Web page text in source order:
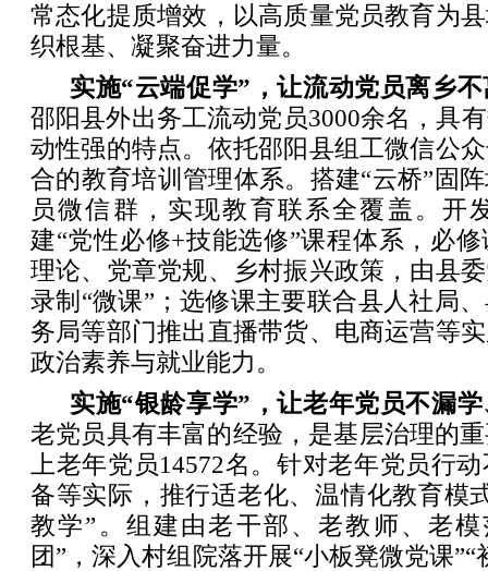
常态化提质增效，以高质量党员教育为
织根基、凝聚奋进力量。
实施“云端促学”，让流动党员离乡
邵阳县外出务工流动党员3000余名，具
动性强的特点。依托邵阳县组工微信公
合的教育培训管理体系。搭建“云桥”固
员微信群，实现教育联系全覆盖。开
建“党性必修+技能选修”课程体系，必
理论、党章党规、乡村振兴政策，由县
录制“微课”；选修课主要联合县人社局
务局等部门推出直播带货、电商运营等
政治素养与就业能力。
实施“银龄享学”，让老年党员不漏
老党员具有丰富的经验，是基层治理的
上老年党员14572名。针对老年党员行
备等实际，推行适老化、温情化教育模
教学”。组建由老干部、老教师、老
团”，深入村组院落开展“小板凳微党课